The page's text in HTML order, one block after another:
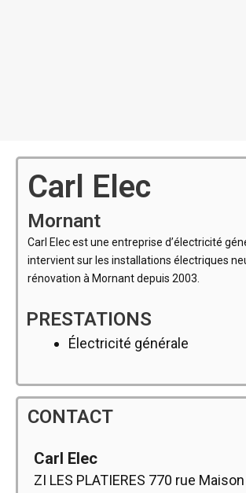
Carl Elec
Mornant
Carl Elec est une entreprise d’électricité
intervient sur les installations électriques
rénovation à Mornant depuis 2003.
PRESTATIONS
Électricité générale
CONTACT
Carl Elec
ZI LES PLATIERES 770 rue